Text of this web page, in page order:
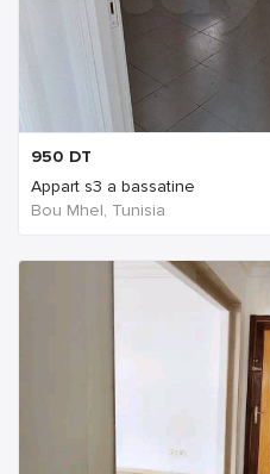
950 DT
Appart s3 a bassatine
Bou Mhel, Tunisia